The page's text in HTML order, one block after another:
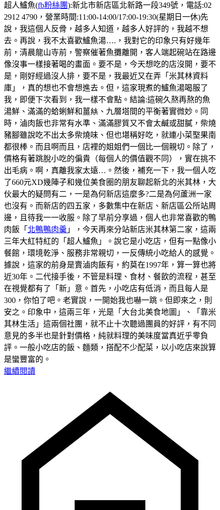
超人鱸魚(fb粉絲團):新北市新店區北新路一段349號，電話:02
2912 4790，營業時間:11:00-14:00/17:00-19:30(星期日一休)先
說，我這個人反骨，越多人知道，越多人好評的，我越不想
去。再說，我不太喜歡鱸魚湯….，我對它的印象只有好幾年
前，清晨龍山寺前，警察催著魚攤離開，客人端起碗站在路邊
像沒事一樣接著喝的畫面。要不是，今天想吃的店沒開，要不
是，剛好經過沒人排，要不是，我最近又在弄「米其林資料
庫」，真的想也不會想進去。但，這家現煮的鱸魚湯喝服了
我，即便下次看到，我一樣不會點。結論:這碗久熬再熬的魚
湯鮮、滿滿的蛤蜊鮮和薑𢇃、九層塔間的平衡著實微妙。同
時，滷肉飯也非常有水準、滿滿膠質又不會太鹹或甜膩，柴燒
豬腳雖說吃不出太多柴燒味、但也堪稱好吃，就連小菜埾果南
都很棒。而且啊而且，店裡的姐姐們一個比一個親切。除了，
價格有著跳脫小吃的偏貴（每個人的價值觀不同），實在挑不
出毛病。啊，真離我家太遠…。然後，補充一下，我一個人吃
了660元XD幾陣子和幾位美食圈的朋友聊起新北的米其林，大
伙最大的疑問有二，一是為何新店這麼多?二是為何蘆洲一家
也沒有。而新店的四五家，多數集中在新店、新店區公所站周
邊，且待我一一收服。除了早前分享過，個人也非常喜歡的鴨
肉飯「 北鴨鴨肉羹 」，今天再來分站新店米其林第二家，這兩
三年大紅特紅的「超人鱸魚」。說它是小吃店，但有一點像小
餐館，環境乾淨、服務非常親切，一反傳統小吃給人的感覺。
據說，這家的前身是賣滷肉飯有，約莫在1997年，算一算也將
近30年。二代接手後，不管是料理、食材、餐飲的流程，甚至
在視覺都有了「新」意。首先，小吃店有低消，而且每人是
300，你怕了吧。老實說，一開始我也嚇一跳。但即來之，則
安之。印象中，這兩三年，光是「大台北美食地圖」、「靠米
其林生活」這兩個社團，就不止十次聽過團員的好評，有不同
意見的多半也是針對價格，純就料理的美味度當真近乎零負
評。一般小吃店的飯、麵類，搭配不少配菜，以小吃店來說算
是蠻豐富的。
繼續閱讀